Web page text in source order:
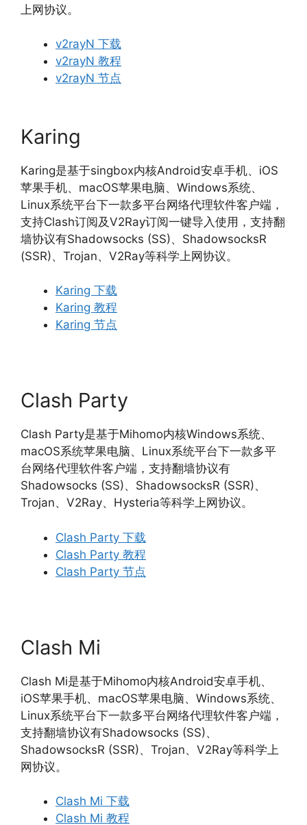
上网协议。
v2rayN 下载
v2rayN 教程
v2rayN 节点
Karing
Karing是基于singbox内核Android安卓手机、iOS
苹果手机、macOS苹果电脑、Windows系统、
Linux系统平台下一款多平台网络代理软件客户端，
支持Clash订阅及V2Ray订阅一键导入使用，支持翻
墙协议有Shadowsocks (SS)、ShadowsocksR
(SSR)、Trojan、V2Ray等科学上网协议。
Karing 下载
Karing 教程
Karing 节点
Clash Party
Clash Party是基于Mihomo内核Windows系统、
macOS系统苹果电脑、Linux系统平台下一款多平
台网络代理软件客户端，支持翻墙协议有
Shadowsocks (SS)、ShadowsocksR (SSR)、
Trojan、V2Ray、Hysteria等科学上网协议。
Clash Party 下载
Clash Party 教程
Clash Party 节点
Clash Mi
Clash Mi是基于Mihomo内核Android安卓手机、
iOS苹果手机、macOS苹果电脑、Windows系统、
Linux系统平台下一款多平台网络代理软件客户端，
支持翻墙协议有Shadowsocks (SS)、
ShadowsocksR (SSR)、Trojan、V2Ray等科学上
网协议。
Clash Mi 下载
Clash Mi 教程